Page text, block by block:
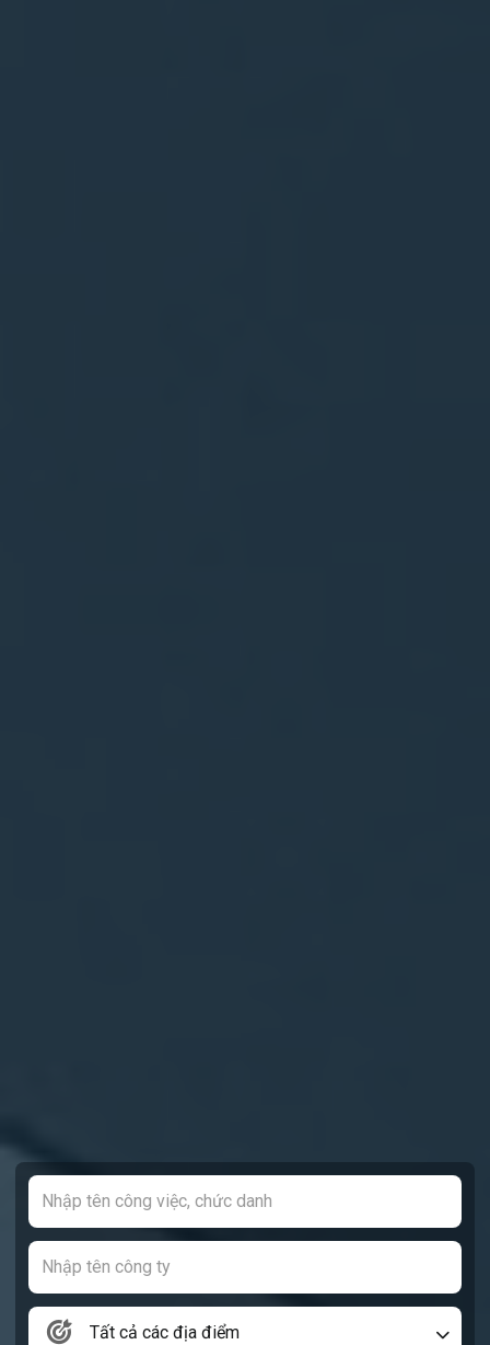
Tất cả các địa điểm